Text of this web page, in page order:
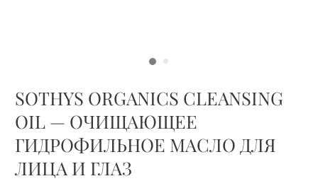
SOTHYS ORGANICS CLEANSING
OIL — ОЧИЩАЮЩЕЕ
ГИДРОФИЛЬНОЕ МАСЛО ДЛЯ
ЛИЦА И ГЛАЗ